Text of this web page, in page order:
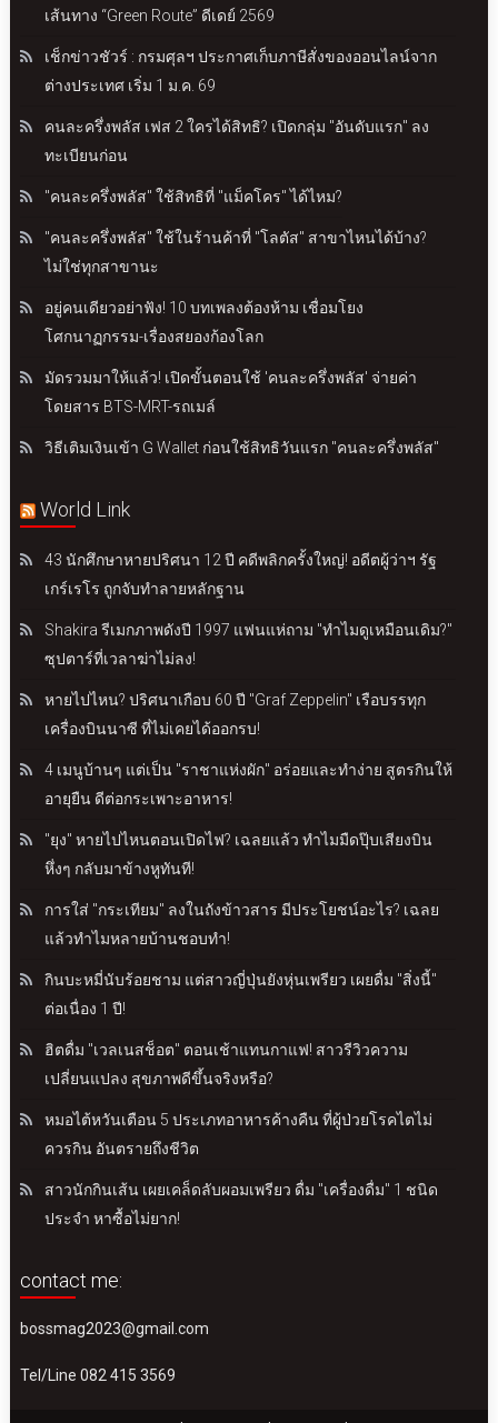
เส้นทาง “Green Route” ดีเดย์ 2569
เช็กข่าวชัวร์ : กรมศุลฯ ประกาศเก็บภาษีสั่งของออนไลน์จาก
ต่างประเทศ เริ่ม 1 ม.ค. 69
คนละครึ่งพลัส เฟส 2 ใครได้สิทธิ? เปิดกลุ่ม "อันดับแรก" ลง
ทะเบียนก่อน
"คนละครึ่งพลัส" ใช้สิทธิที่ "แม็คโคร" ได้ไหม?
"คนละครึ่งพลัส" ใช้ในร้านค้าที่ "โลตัส" สาขาไหนได้บ้าง?
ไม่ใช่ทุกสาขานะ
อยู่คนเดียวอย่าฟัง! 10 บทเพลงต้องห้าม เชื่อมโยง
โศกนาฏกรรม-เรื่องสยองก้องโลก
มัดรวมมาให้แล้ว! เปิดขั้นตอนใช้ 'คนละครึ่งพลัส' จ่ายค่า
โดยสาร BTS-MRT-รถเมล์
วิธีเติมเงินเข้า G Wallet ก่อนใช้สิทธิวันแรก "คนละครึ่งพลัส"
World Link
43 นักศึกษาหายปริศนา 12 ปี คดีพลิกครั้งใหญ่! อดีตผู้ว่าฯ รัฐ
เกร์เรโร ถูกจับทำลายหลักฐาน
Shakira รีเมกภาพดังปี 1997 แฟนแห่ถาม "ทำไมดูเหมือนเดิม?"
ซุปตาร์ที่เวลาฆ่าไม่ลง!
หายไปไหน? ปริศนาเกือบ 60 ปี "Graf Zeppelin" เรือบรรทุก
เครื่องบินนาซี ที่ไม่เคยได้ออกรบ!
4 เมนูบ้านๆ แต่เป็น "ราชาแห่งผัก" อร่อยและทำง่าย สูตรกินให้
อายุยืน ดีต่อกระเพาะอาหาร!
"ยุง" หายไปไหนตอนเปิดไฟ? เฉลยแล้ว ทำไมมืดปุ๊บเสียงบิน
หึ่งๆ กลับมาข้างหูทันที!
การใส่ "กระเทียม" ลงในถังข้าวสาร มีประโยชน์อะไร? เฉลย
แล้วทำไมหลายบ้านชอบทำ!
กินบะหมี่นับร้อยชาม แต่สาวญี่ปุ่นยังหุ่นเพรียว เผยดื่ม "สิ่งนี้"
ต่อเนื่อง 1 ปี!
ฮิตดื่ม "เวลเนสช็อต" ตอนเช้าแทนกาแฟ! สาวรีวิวความ
เปลี่ยนแปลง สุขภาพดีขึ้นจริงหรือ?
หมอไต้หวันเตือน 5 ประเภทอาหารค้างคืน ที่ผู้ป่วยโรคไตไม่
ควรกิน อันตรายถึงชีวิต
สาวนักกินเส้น เผยเคล็ดลับผอมเพรียว ดื่ม "เครื่องดื่ม" 1 ชนิด
ประจำ หาซื้อไม่ยาก!
contact me:
bossmag2023@gmail.com
Tel/Line 082 415 3569